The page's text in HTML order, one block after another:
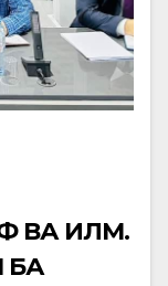
ВА ИЛМ.
БА